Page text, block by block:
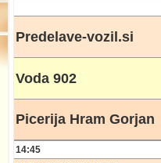
Predelave-vozil.si
Voda 902
Picerija Hram Gorjan
14:45